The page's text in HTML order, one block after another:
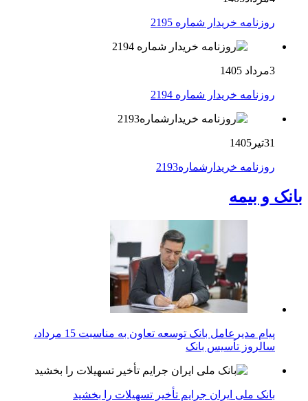
روزنامه خریدار شماره 2195
3مرداد 1405
روزنامه خریدار شماره 2194
31تیر1405
روزنامه خریدارشماره2193
بانک و بیمه
پیام مدیرعامل بانک توسعه تعاون به مناسبت 15 مرداد،
سالروز تأسیس بانک
بانک ملی ایران جرایم تأخیر تسهیلات را بخشید